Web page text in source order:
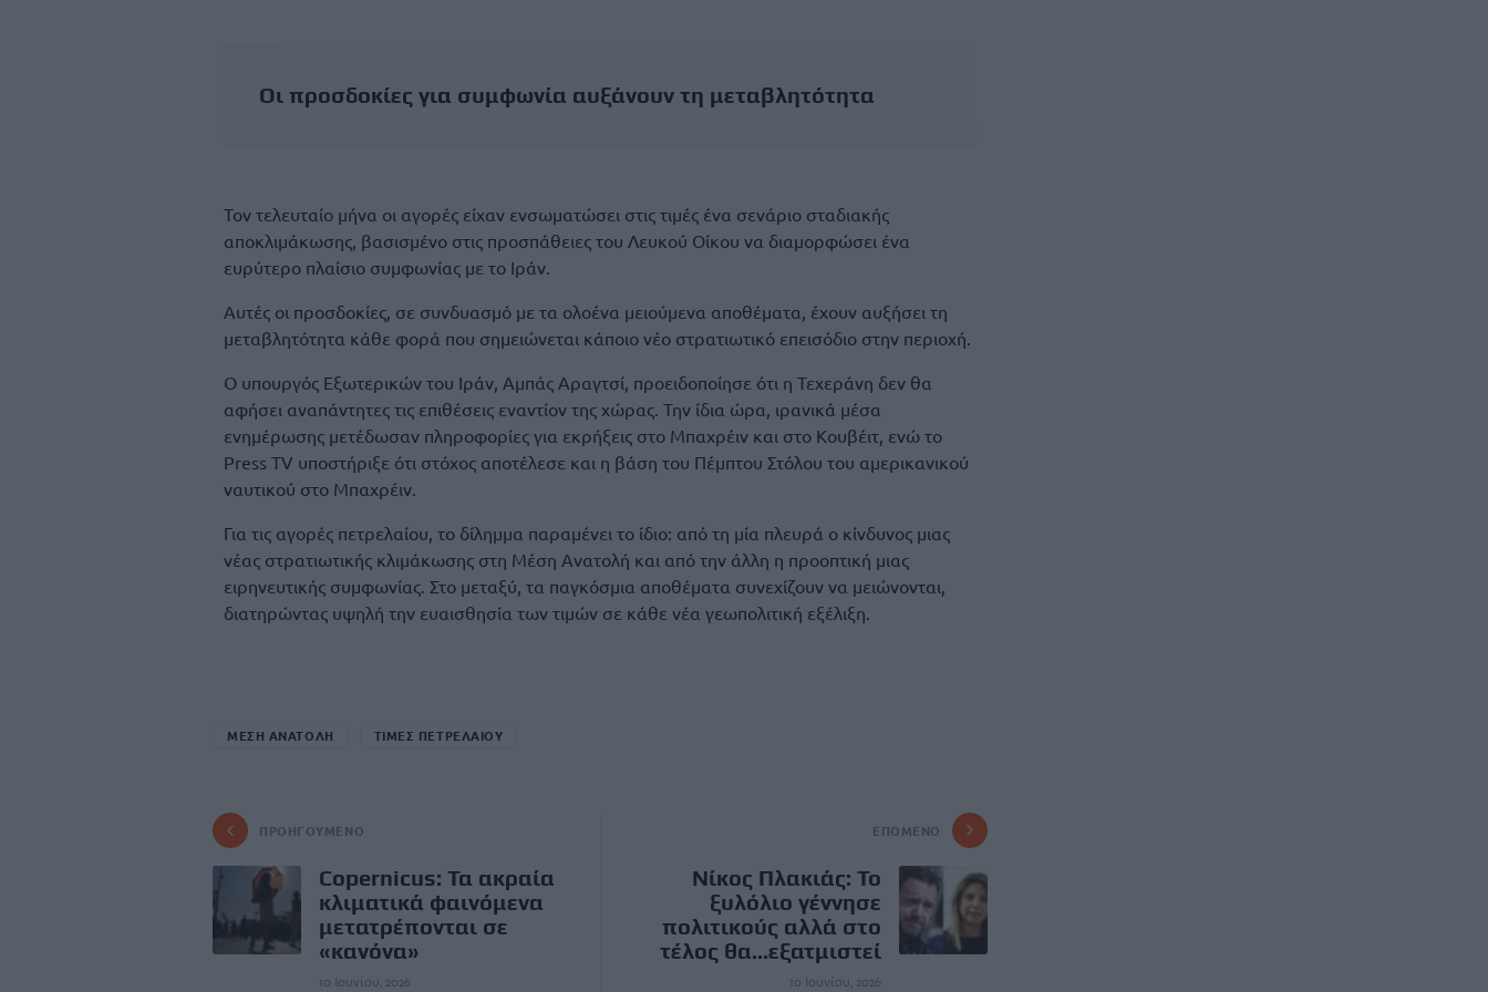
Οι προσδοκίες για συμφωνία αυξάνουν τη μεταβλητότητα
Τον τελευταίο μήνα οι αγορές είχαν ενσωματώσει στις τιμές ένα σενάριο σταδιακής
αποκλιμάκωσης, βασισμένο στις προσπάθειες του Λευκού Οίκου να διαμορφώσει ένα
ευρύτερο πλαίσιο συμφωνίας με το Ιράν.
Αυτές οι προσδοκίες, σε συνδυασμό με τα ολοένα μειούμενα αποθέματα, έχουν αυξήσει τη
μεταβλητότητα κάθε φορά που σημειώνεται κάποιο νέο στρατιωτικό επεισόδιο στην περιοχή.
Ο υπουργός Εξωτερικών του Ιράν, Αμπάς Αραγτσί, προειδοποίησε ότι η Τεχεράνη δεν θα
αφήσει αναπάντητες τις επιθέσεις εναντίον της χώρας. Την ίδια ώρα, ιρανικά μέσα
ενημέρωσης μετέδωσαν πληροφορίες για εκρήξεις στο Μπαχρέιν και στο Κουβέιτ, ενώ το
Press TV υποστήριξε ότι στόχος αποτέλεσε και η βάση του Πέμπτου Στόλου του αμερικανικού
ναυτικού στο Μπαχρέιν.
Για τις αγορές πετρελαίου, το δίλημμα παραμένει το ίδιο: από τη μία πλευρά ο κίνδυνος μιας
νέας στρατιωτικής κλιμάκωσης στη Μέση Ανατολή και από την άλλη η προοπτική μιας
ειρηνευτικής συμφωνίας. Στο μεταξύ, τα παγκόσμια αποθέματα συνεχίζουν να μειώνονται,
διατηρώντας υψηλή την ευαισθησία των τιμών σε κάθε νέα γεωπολιτική εξέλιξη.
ΜΕΣΗ ΑΝΑΤΟΛΗ ΤΙΜΕΣ ΠΕΤΡΕΛΑΙΟΥ
ΠΡΟΗΓΟΎΜΕΝΟ
Copernicus: Τα ακραία
κλιματικά φαινόμενα
μετατρέπονται σε
«κανόνα»
10 Ιουνίου, 2026
ΕΠΌΜΕΝΟ
Νίκος Πλακιάς: Το
ξυλόλιο γέννησε
πολιτικούς αλλά στο
τέλος θα...εξατμιστεί
10 Ιουνίου, 2026